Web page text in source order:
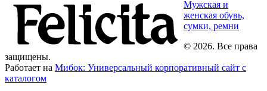
Мужская и
женская обувь,
сумки, ремни
© 2026. Все права
защищены.
Работает на Мибок: Универсальный корпоративный сайт с
каталогом